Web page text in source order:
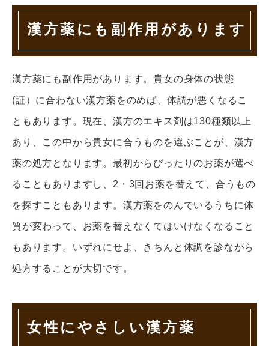
漢方薬にも副作用があります
漢方薬にも副作用があります。貴女の身体の状態
(証）に合わない漢方薬をのめば、体調が悪くなるこ
ともあります。現在、漢方のエキス剤は130種類以上
あり、この中から貴女に合うものを選ぶことが、漢方
薬の処方となります。最初からぴったりのお薬が選べ
ることもありますし、2・3回お薬を替えて、合うもの
を探すこともあります。漢方薬をのんでいるうちに体
質が変わって、お薬を替えなくてはいけなくなること
もあります。いずれにせよ、きちんと体調を診ながら
処方することが大切です。
女性にやさしい漢方薬